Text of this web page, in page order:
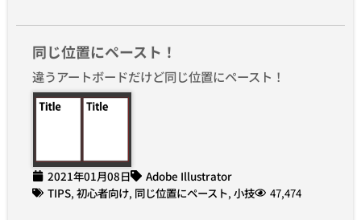
同じ位置にペースト！
違うアートボードだけど同じ位置にペースト！
2021年01月08日
Adobe Illustrator
TIPS, 初心者向け, 同じ位置にペースト, 小技 47,474